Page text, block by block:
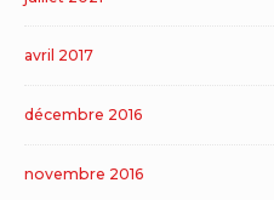
avril 2017
décembre 2016
novembre 2016